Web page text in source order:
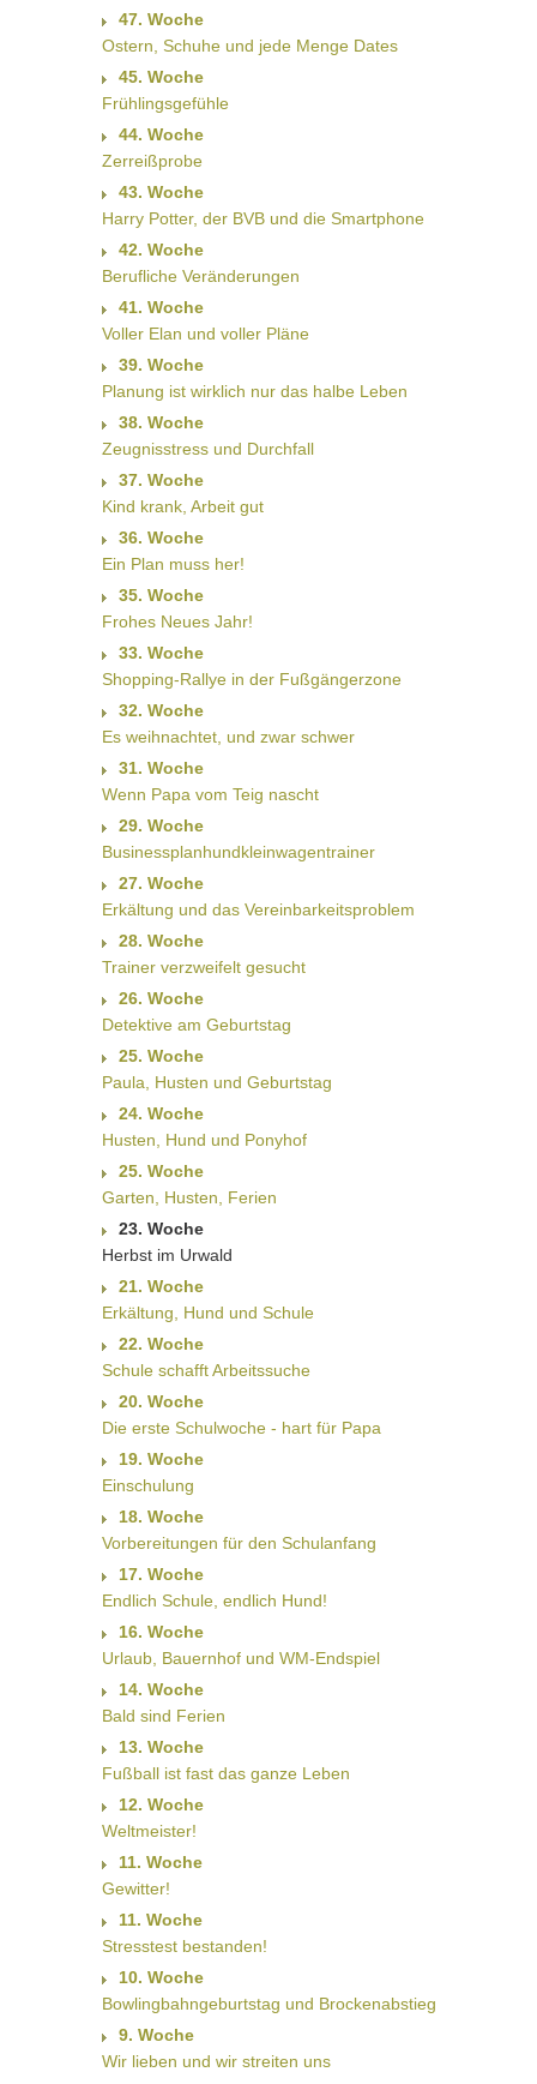
47. Woche
Ostern, Schuhe und jede Menge Dates
45. Woche
Frühlingsgefühle
44. Woche
Zerreißprobe
43. Woche
Harry Potter, der BVB und die Smartphone
42. Woche
Berufliche Veränderungen
41. Woche
Voller Elan und voller Pläne
39. Woche
Planung ist wirklich nur das halbe Leben
38. Woche
Zeugnisstress und Durchfall
37. Woche
Kind krank, Arbeit gut
36. Woche
Ein Plan muss her!
35. Woche
Frohes Neues Jahr!
33. Woche
Shopping-Rallye in der Fußgängerzone
32. Woche
Es weihnachtet, und zwar schwer
31. Woche
Wenn Papa vom Teig nascht
29. Woche
Businessplanhundkleinwagentrainer
27. Woche
Erkältung und das Vereinbarkeitsproblem
28. Woche
Trainer verzweifelt gesucht
26. Woche
Detektive am Geburtstag
25. Woche
Paula, Husten und Geburtstag
24. Woche
Husten, Hund und Ponyhof
25. Woche
Garten, Husten, Ferien
23. Woche
Herbst im Urwald
21. Woche
Erkältung, Hund und Schule
22. Woche
Schule schafft Arbeitssuche
20. Woche
Die erste Schulwoche - hart für Papa
19. Woche
Einschulung
18. Woche
Vorbereitungen für den Schulanfang
17. Woche
Endlich Schule, endlich Hund!
16. Woche
Urlaub, Bauernhof und WM-Endspiel
14. Woche
Bald sind Ferien
13. Woche
Fußball ist fast das ganze Leben
12. Woche
Weltmeister!
11. Woche
Gewitter!
11. Woche
Stresstest bestanden!
10. Woche
Bowlingbahngeburtstag und Brockenabstieg
9. Woche
Wir lieben und wir streiten uns